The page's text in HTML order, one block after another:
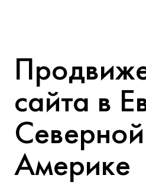
сайта в
Северной
Америке